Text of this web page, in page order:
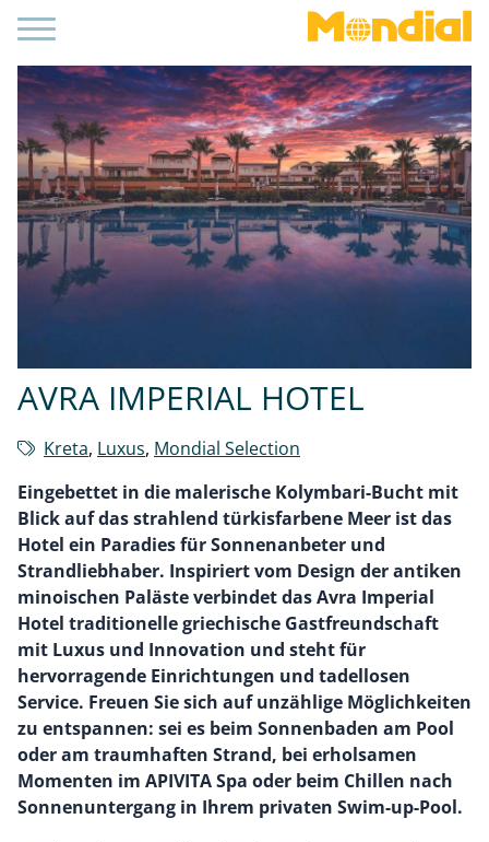
AVRA IMPERIAL HOTEL
Kreta, Luxus, Mondial Selection
Eingebettet in die malerische Kolymbari-Bucht mit
Blick auf das strahlend türkisfarbene Meer ist das
Hotel ein Paradies für Sonnenanbeter und
Strandliebhaber. Inspiriert vom Design der antiken
minoischen Paläste verbindet das Avra Imperial
Hotel traditionelle griechische Gastfreundschaft
mit Luxus und Innovation und steht für
hervorragende Einrichtungen und tadellosen
Service. Freuen Sie sich auf unzählige Möglichkeiten
zu entspannen: sei es beim Sonnenbaden am Pool
oder am traumhaften Strand, bei erholsamen
Momenten im APIVITA Spa oder beim Chillen nach
Sonnenuntergang in Ihrem privaten Swim-up-Pool.